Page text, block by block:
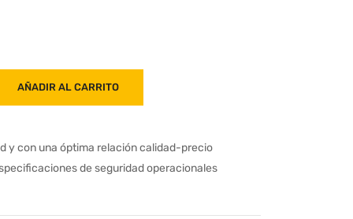
AÑADIR AL CARRITO
y con una óptima relación calidad-precio
de seguridad operacionales